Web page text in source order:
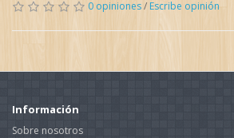
0 opiniones/ Escribe opinión
Información
Sobre nosotros